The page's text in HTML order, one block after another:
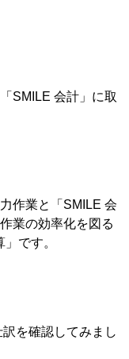
SMILE 会計」に取
作業と「SMILE 会
業の効率化を図る
です。
訳を確認してみまし